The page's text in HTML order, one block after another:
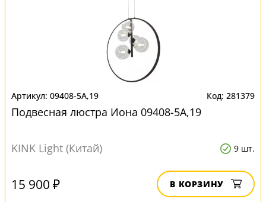
09408-5А,19 281379
Подвесная люстра Иона 09408-5А,19
KINK Light (Китай) 9 шт.
15 900 ₽ В КОРЗИНУ